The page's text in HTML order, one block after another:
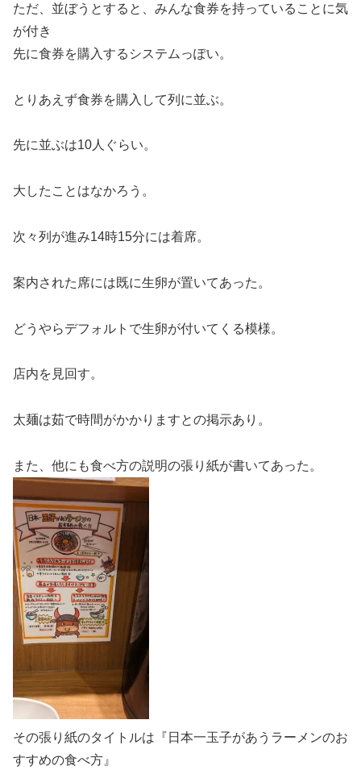
ただ、並ぼうとすると、みんな食券を持っていることに気
が付き
先に食券を購入するシステムっぽい。
とりあえず食券を購入して列に並ぶ。
先に並ぶは10人ぐらい。
大したことはなかろう。
次々列が進み14時15分には着席。
案内された席には既に生卵が置いてあった。
どうやらデフォルトで生卵が付いてくる模様。
店内を見回す。
太麺は茹で時間がかかりますとの掲示あり。
また、他にも食べ方の説明の張り紙が書いてあった。
その張り紙のタイトルは『日本一玉子があうラーメンのお
すすめの食べ方』